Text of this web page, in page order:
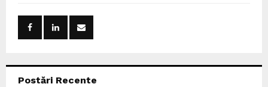
Postări Recente